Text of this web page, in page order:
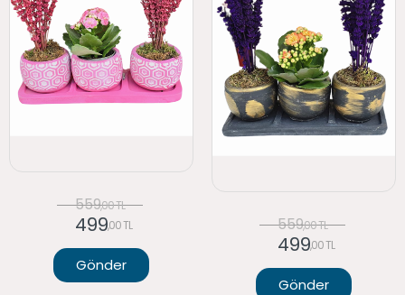
559,00 TL
499,00 TL
Gönder
559,00 TL
499,00 TL
Gönder